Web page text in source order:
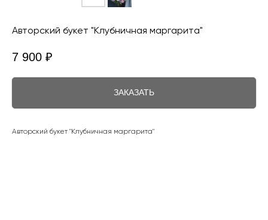
Авторский букет "Клубничная маргарита"
7 900 ₽
ЗАКАЗАТЬ
Авторский букет "Клубничная маргарита"